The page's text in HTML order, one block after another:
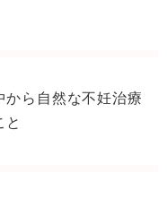
ら自然な不妊治療